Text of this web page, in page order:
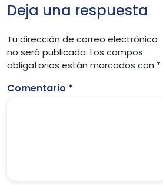
Deja una respuesta
Tu dirección de correo electrónico
no será publicada. Los campos
obligatorios están marcados con *
Comentario *